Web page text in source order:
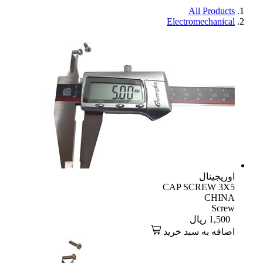
All Products
Electromechanical
اوریجینال
CAP SCREW 3X5
CHINA
Screw
1,500 ریال
اضافه به سبد خرید